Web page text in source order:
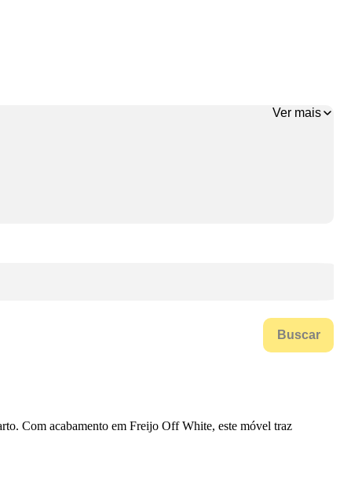
Ver mais
Buscar
Com acabamento em Freijo Off White, este móvel traz